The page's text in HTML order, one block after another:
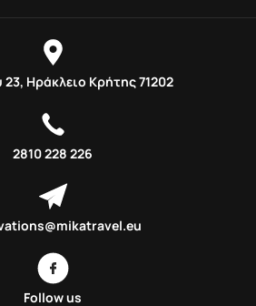
Ηράκλειο Κρήτης 71202
2810 228 226
Follow us